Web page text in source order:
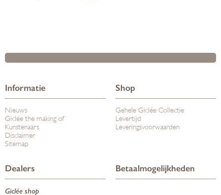
Informatie
Nieuws
Giclée the making of
Kunstenaars
Disclaimer
Sitemap
Shop
Gehele Giclée Collectie
Levertijd
Leveringsvoorwaarden
Dealers
Giclée shop
Betaalmogelijkheden